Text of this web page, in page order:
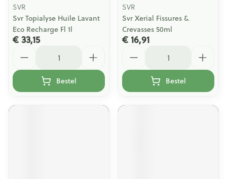
SVR
Svr Topialyse Huile Lavant
Eco Recharge Fl 1l
€ 33,15
Bestel
SVR
Svr Xerial Fissures &
Crevasses 50ml
€ 16,91
Bestel